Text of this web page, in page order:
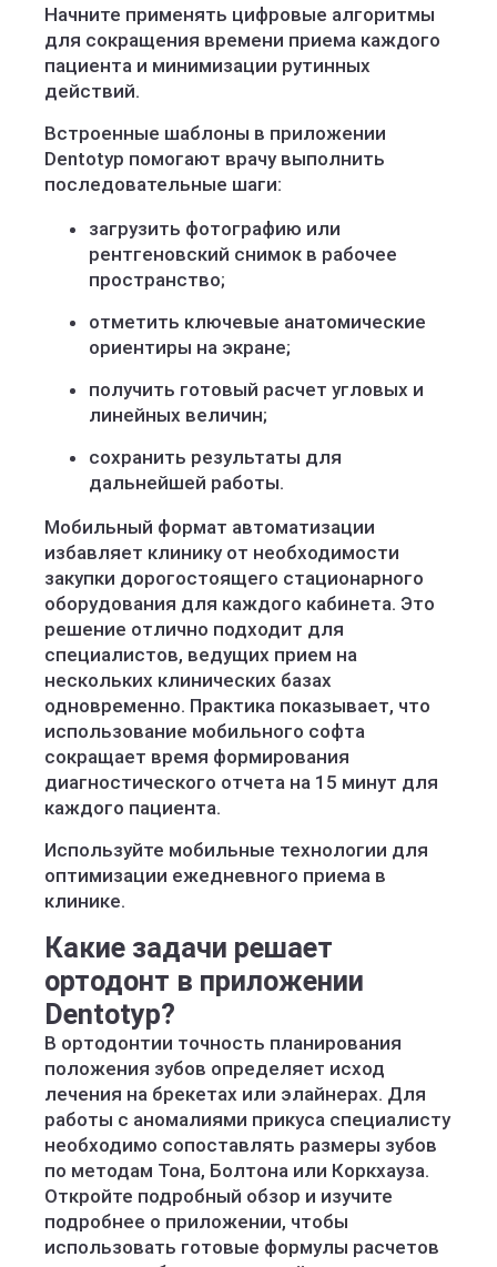
Начните применять цифровые алгоритмы
для сокращения времени приема каждого
пациента и минимизации рутинных
действий.
Встроенные шаблоны в приложении
Dentotyp помогают врачу выполнить
последовательные шаги:
загрузить фотографию или
рентгеновский снимок в рабочее
пространство;
отметить ключевые анатомические
ориентиры на экране;
получить готовый расчет угловых и
линейных величин;
сохранить результаты для
дальнейшей работы.
Мобильный формат автоматизации
избавляет клинику от необходимости
закупки дорогостоящего стационарного
оборудования для каждого кабинета. Это
решение отлично подходит для
специалистов, ведущих прием на
нескольких клинических базах
одновременно. Практика показывает, что
использование мобильного софта
сокращает время формирования
диагностического отчета на 15 минут для
каждого пациента.
Используйте мобильные технологии для
оптимизации ежедневного приема в
клинике.
Какие задачи решает
ортодонт в приложении
Dentotyp?
В ортодонтии точность планирования
положения зубов определяет исход
лечения на брекетах или элайнерах. Для
работы с аномалиями прикуса специалисту
необходимо сопоставлять размеры зубов
по методам Тона, Болтона или Коркхауза.
Откройте подробный обзор и изучите
подробнее о приложении, чтобы
использовать готовые формулы расчетов